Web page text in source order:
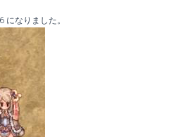
になりました。